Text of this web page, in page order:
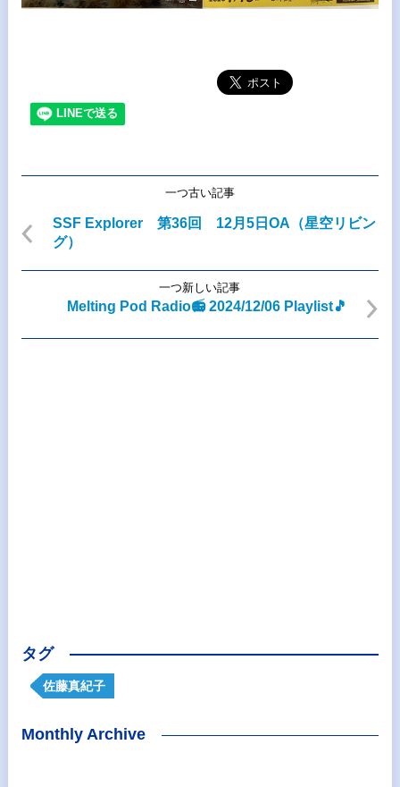
一つ古い記事
SSF Explorer 第36回 12月5日OA（星空リビン
グ）
一つ新しい記事
Melting Pod Radio📻 2024/12/06 Playlist🎵
タグ
佐藤真紀子
Monthly Archive